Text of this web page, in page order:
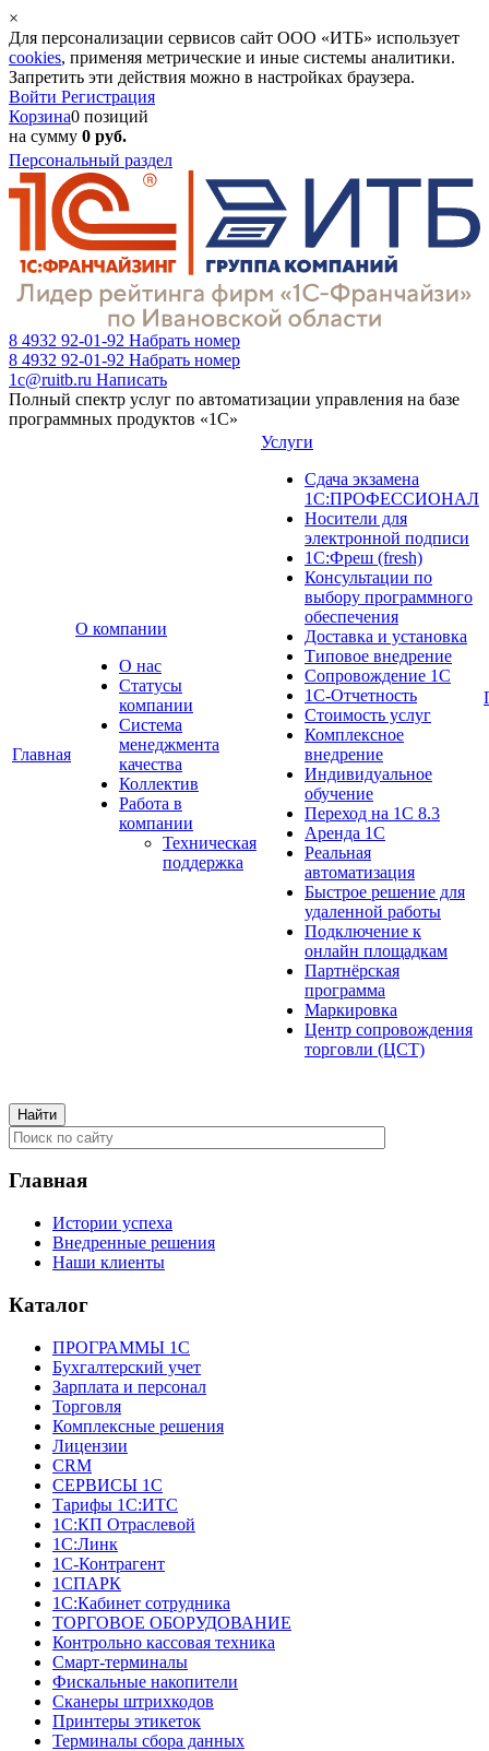
×
Для персонализации сервисов сайт ООО «ИТБ» использует
cookies, применяя метрические и иные системы аналитики.
Запретить эти действия можно в настройках браузера.
Войти Регистрация
Корзина0 позиций
на сумму 0 руб.
Персональный раздел
8 4932 92-01-92 Набрать номер
8 4932 92-01-92 Набрать номер
1c@ruitb.ru Написать
Полный спектр услуг по автоматизации управления на базе
программных продуктов «1С»
Главная
О компании
О нас
Cтатусы
компании
Система
менеджмента
качества
Коллектив
Работа в
компании
Техническая
поддержка
Услуги
Сдача экзамена
1С:ПРОФЕССИОНАЛ
Носители для
электронной подписи
1С:Фреш (fresh)
Консультации по
выбору программного
обеспечения
Доставка и установка
Типовое внедрение
Сопровождение 1С
1С-Отчетность
Стоимость услуг
Комплексное
внедрение
Индивидуальное
обучение
Переход на 1С 8.3
Аренда 1С
Реальная
автоматизация
Быстрое решение для
удаленной работы
Подключение к
онлайн площадкам
Партнёрская
программа
Маркировка
Центр сопровождения
торговли (ЦСТ)
Главная
Истории успеха
Внедренные решения
Наши клиенты
Каталог
ПРОГРАММЫ 1С
Бухгалтерский учет
Зарплата и персонал
Торговля
Комплексные решения
Лицензии
CRM
СЕРВИСЫ 1С
Тарифы 1С:ИТС
1С:КП Отраслевой
1С:Линк
1С-Контрагент
1СПАРК
1С:Кабинет сотрудника
ТОРГОВОЕ ОБОРУДОВАНИЕ
Контрольно кассовая техника
Смарт-терминалы
Фискальные накопители
Сканеры штрихкодов
Принтеры этикеток
Терминалы сбора данных